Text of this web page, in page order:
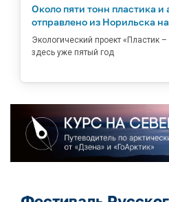
Около пяти тонн пластика
отправлено из Норильска
Экологический проект «Пластик
здесь уже пятый год